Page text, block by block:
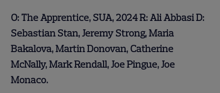
O: TheApprentice, SUA, 2024 R:Ali AbbasiD:
Sebastian Stan, Jeremy Strong, Maria
Bakalova, Martin Donovan, Catherine
McNally, Mark Rendall, Joe Pingue, Joe
Monaco.